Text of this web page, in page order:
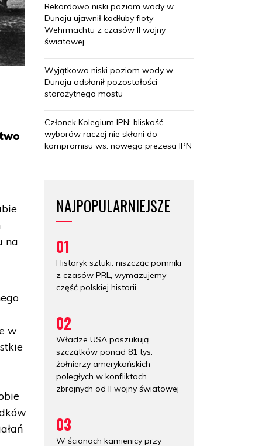
na
w
Rekordowo niski poziom wody w
Dunaju ujawnił kadłuby floty
Wehrmachtu z czasów II wojny
światowej
Wyjątkowo niski poziom wody w
Dunaju odsłonił pozostałości
starożytnego mostu
Członek Kolegium IPN: bliskość
wyborów raczej nie skłoni do
kompromisu ws. nowego prezesa IPN
NAJPOPULARNIEJSZE
01
Historyk sztuki: niszcząc pomniki
z czasów PRL, wymazujemy
część polskiej historii
02
Władze USA poszukują
szczątków ponad 81 tys.
żołnierzy amerykańskich
poległych w konfliktach
zbrojnych od II wojny światowej
03
W ścianach kamienicy przy